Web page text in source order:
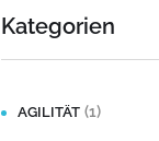
Kategorien
AGILITÄT (1)